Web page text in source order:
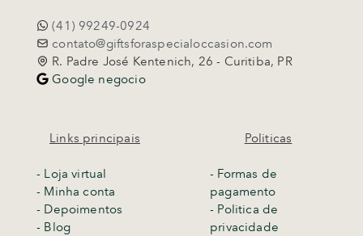
(41) 99249-0924
contato@giftsforaspecialoccasion.com
R. Padre José Kentenich, 26 - Curitiba, PR
Google negocio
Links principais
- Loja virtual
- Minha conta
- Depoimentos
- Blog
Politicas
- Formas de
pagamento
- Politica de
privacidade